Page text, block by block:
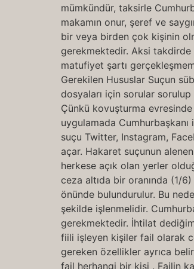
mümkündür, taksirle
makamın onur, şeref ve
bir veya birden çok kişinin
gerekmektedir. Aksi
matufiyet şartı
Gerekilen Hususlar Suçun
dosyaları için sorular sorulup
Çünkü kovuşturma
uygulamada
suçu Twitter, Instagram,
açar. Hakaret suçunun
herkese açık olan yerler
ceza altıda bir oranında (1/
önünde bulundurulur. Bu
şekilde işlenmelidir.
gerekmektedir. İhtilat
fiili işleyen kişiler fail olarak
gereken özellikler ayrıca
fail herhangi bir kişi . Failin